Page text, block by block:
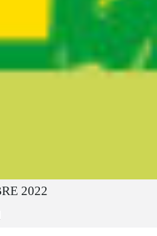
2022